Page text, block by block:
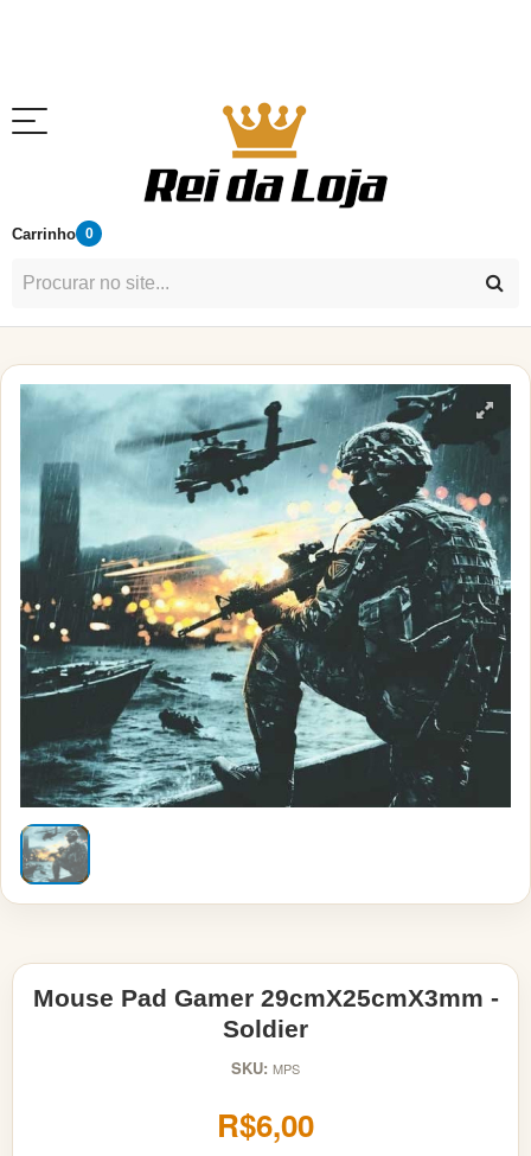
Carrinho 0
Mouse Pad Gamer 29cmX25cmX3mm -
Soldier
SKU: MPS
R$6,00